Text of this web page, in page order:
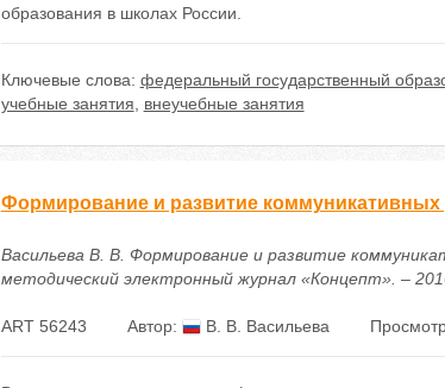
образования в школах России.
Ключевые слова: федеральный государственный
учебные занятия
внеучебные занятия
Формирование и развитие
Васильева В. В. Формирование и развитие
методический электронный журнал «Концепт». –
ART 56243 Автор: В. В. Васильева